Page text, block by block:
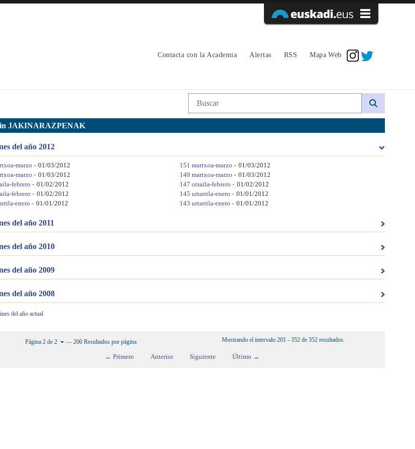
Contacta con la Academia Alertas RSS Mapa Web
Búsqueda web
JAKINARAZPENAK
del año 2012
marzo - 01/03/2012 151 martxoa-marzo - 01/03/2012
marzo - 01/03/2012 149 martxoa-marzo - 01/03/2012
febrero - 01/02/2012 147 otsaila-febrero - 01/02/2012
febrero - 01/02/2012 145 urtarrila-enero - 01/01/2012
enero - 01/01/2012 143 urtarrila-enero - 01/01/2012
del año 2011
del año 2010
del año 2009
del año 2008
del año actual
Página 2 de 2 — 200 Resultados por página Mostrando el intervalo 201 - 352 de 352 resultados.
← Primero Anterior Siguiente Último →